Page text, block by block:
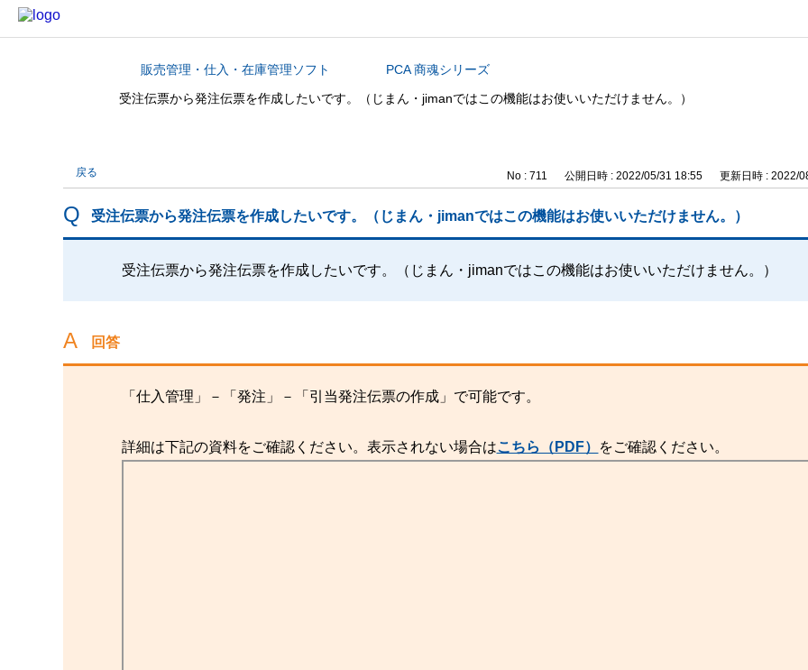
カテゴリから探す販売管理・仕入・在庫管理ソフト
PCA 商魂シリーズ
受注伝票から発注伝票を作成したいです。（じまん・jimanではこの機能はお使いいただけません。）
戻る No : 711 公開日時 : 2022/05/31 18:55 更新日時 : 2022/
受注伝票から発注伝票を作成したいです。（じまん・jimanではこの機能はお使いいただけません。）
受注伝票から発注伝票を作成したいです。（じまん・jimanではこの機能はお使いいただけません。）
回答
「仕入管理」－「発注」－「引当発注伝票の作成」で可能です。
詳細は下記の資料をご確認ください。表示されない場合はこちら（PDF） をご確認ください。